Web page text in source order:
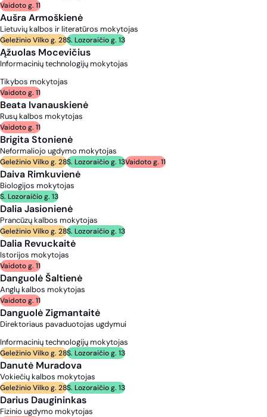
Vaidoto g. 11
Aušra Armoškienė
Lietuvių kalbos ir literatūros mokytojas
Geležinio Vilko g. 28S. Lozoraičio g. 13
Ąžuolas Mocevičius
Informacinių technologijų mokytojas
Tikybos mokytojas
Vaidoto g. 11
Beata Ivanauskienė
Rusų kalbos mokytojas
Vaidoto g. 11
Brigita Stonienė
Neformaliojo ugdymo mokytojas
Geležinio Vilko g. 28S. Lozoraičio g. 13Vaidoto g. 11
Daiva Rimkuvienė
Biologijos mokytojas
S. Lozoraičio g. 13
Dalia Jasionienė
Prancūzų kalbos mokytojas
Geležinio Vilko g. 28S. Lozoraičio g. 13
Dalia Revuckaitė
Istorijos mokytojas
Vaidoto g. 11
Danguolė Šaltienė
Anglų kalbos mokytojas
Vaidoto g. 11
Danguolė Zigmantaitė
Direktoriaus pavaduotojas ugdymui
Informacinių technologijų mokytojas
Geležinio Vilko g. 28S. Lozoraičio g. 13
Danutė Muradova
Vokiečių kalbos mokytojas
Geležinio Vilko g. 28S. Lozoraičio g. 13
Darius Daugininkas
Fizinio ugdymo mokytojas